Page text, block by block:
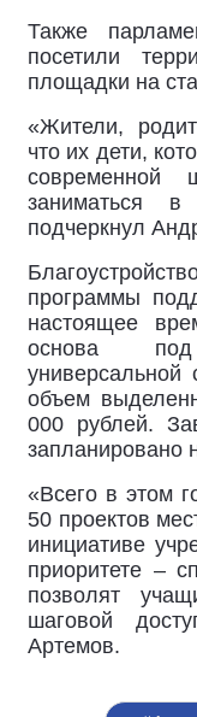
Также
посетили
площадки на
«Жители,
что их дети,
заниматься
подчеркнул
программы
настоящее
основа под
объем
000 рублей.
запланировано
«Всего в этом
50 проектов
инициативе
приоритете –
позволят
шаговой
Артемов.